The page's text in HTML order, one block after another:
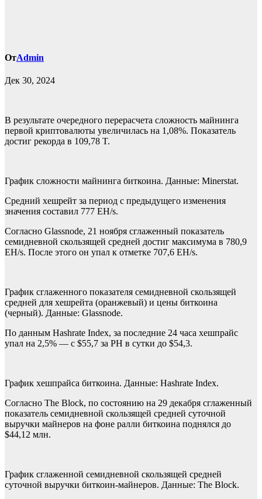
ОтAdmin
Дек 30, 2024
В результате очередного перерасчета сложность майнинга
первой криптовалюты увеличилась на 1,08%. Показатель
достиг рекорда в 109,78 T.
График сложности майнинга биткоина. Данные: Minerstat.
Средний хешрейт за период с предыдущего изменения
значения составил 777 EH/s.
Согласно Glassnode, 21 ноября сглаженный показатель
семидневной скользящей средней достиг максимума в 780,9
EH/s. После этого он упал к отметке 707,6 EH/s.
График сглаженного показателя семидневной скользящей
средней для хешрейта (оранжевый) и цены биткоина
(черный). Данные: Glassnode.
По данным Hashrate Index, за последние 24 часа хешпрайс
упал на 2,5% — с $55,7 за PH в сутки до $54,3.
График хешпрайса биткоина. Данные: Hashrate Index.
Согласно The Block, по состоянию на 29 декабря сглаженный
показатель семидневной скользящей средней суточной
выручки майнеров на фоне ралли биткоина поднялся до
$44,12 млн.
График сглаженной семидневной скользящей средней
суточной выручки биткоин-майнеров. Данные: The Block.